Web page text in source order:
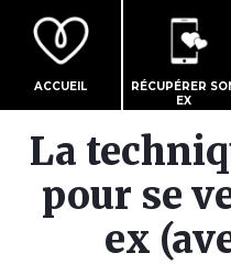
ACCUEIL
RÉCUPÉRER
EX
La
pour se
ex